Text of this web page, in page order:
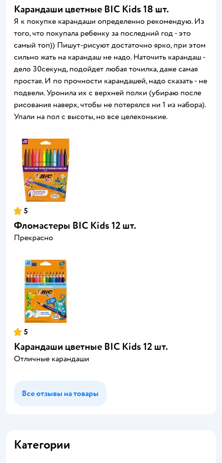
Карандаши цветные BIC Kids 18 шт.
Я к покупке карандаши определенно рекомендую. Из
того, что покупала ребенку за последний год - это
самый топ)) Пишут-рисуют достаточно ярко, при этом
сильно жать на карандаш не надо. Наточить карандаш -
дело 30секунд, подойдет любая точилка, даже самая
простая. И по прочности карандашей, надо сказать - не
подвели. Уронила их с верхней полки (убираю после
рисования наверх, чтобы не потерялся ни 1 из набора).
Упали на пол с высоты, но все целехонькие.
5
Фломастеры BIC Kids 12 шт.
Прекрасно
5
Карандаши цветные BIC Kids 12 шт.
Отличные карандаши
Все отзывы на товары
Категории